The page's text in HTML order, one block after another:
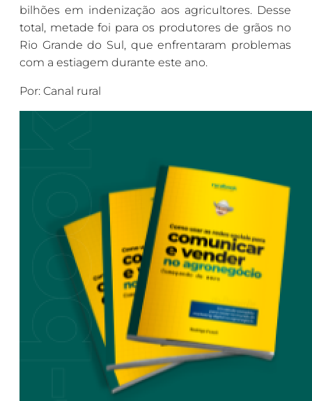
bilhões em indenização aos agricultores. Desse
total, metade foi para os produtores de grãos no
Rio Grande do Sul, que enfrentaram problemas
com a estiagem durante este ano.
Por: Canal rural